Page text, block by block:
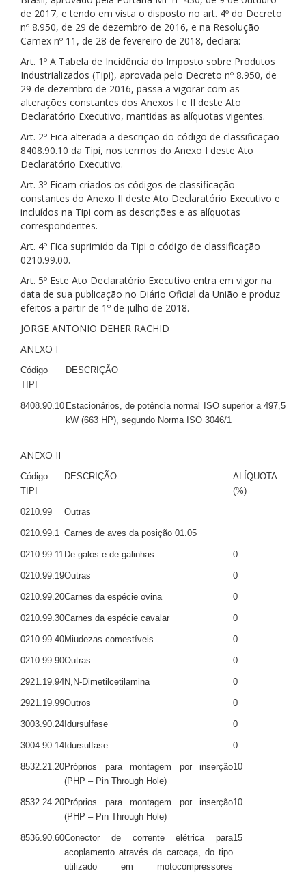
de 2017, e tendo em vista o disposto no art. 4º do Decreto
nº 8.950, de 29 de dezembro de 2016, e na Resolução
Camex nº 11, de 28 de fevereiro de 2018, declara:
Art. 1º A Tabela de Incidência do Imposto sobre Produtos
Industrializados (Tipi), aprovada pelo Decreto nº 8.950, de
29 de dezembro de 2016, passa a vigorar com as
alterações constantes dos Anexos I e II deste Ato
Declaratório Executivo, mantidas as alíquotas vigentes.
Art. 2º Fica alterada a descrição do código de classificação
8408.90.10 da Tipi, nos termos do Anexo I deste Ato
Declaratório Executivo.
Art. 3º Ficam criados os códigos de classificação
constantes do Anexo II deste Ato Declaratório Executivo e
incluídos na Tipi com as descrições e as alíquotas
correspondentes.
Art. 4º Fica suprimido da Tipi o código de classificação
0210.99.00.
Art. 5º Este Ato Declaratório Executivo entra em vigor na
data de sua publicação no Diário Oficial da União e produz
efeitos a partir de 1º de julho de 2018.
JORGE ANTONIO DEHER RACHID
ANEXO I
Código
TIPI
DESCRIÇÃO
8408.90.10 Estacionários, de potência normal ISO superior a 497,5
kW (663 HP), segundo Norma ISO 3046/1
ANEXO II
Código
TIPI
DESCRIÇÃO
ALÍQUOTA
(%)
0210.99 Outras
0210.99.1 Carnes de aves da posição 01.05
0210.99.11 De galos e de galinhas 0
0210.99.19Outras 0
0210.99.20Carnes da espécie ovina 0
0210.99.30Carnes da espécie cavalar 0
0210.99.40Miudezas comestíveis 0
0210.99.90Outras 0
2921.19.94N,N-Dimetilcetilamina 0
2921.19.99Outros 0
3003.90.24 Idursulfase 0
3004.90.14 Idursulfase 0
8532.21.20Próprios para montagem por inserção
(PHP – Pin Through Hole)
10
8532.24.20Próprios para montagem por inserção
(PHP – Pin Through Hole)
10
8536.90.60Conector de corrente elétrica para
acoplamento através da carcaça, do tipo
utilizado em motocompressores
15